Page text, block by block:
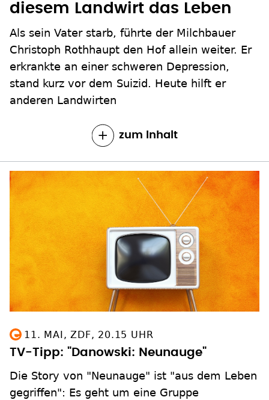
diesem Landwirt das Leben
Als sein Vater starb, führte der Milchbauer
Christoph Rothhaupt den Hof allein weiter. Er
erkrankte an einer schweren Depression,
stand kurz vor dem Suizid. Heute hilft er
anderen Landwirten
zum Inhalt
11. MAI, ZDF, 20.15 UHR
TV-Tipp: "Danowski: Neunauge"
Die Story von "Neunauge" ist "aus dem Leben
gegriffen": Es geht um eine Gruppe